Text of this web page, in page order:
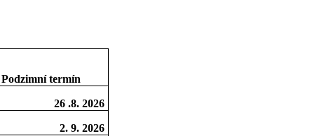
Podzimní termín
26 .8. 2026
2. 9. 2026